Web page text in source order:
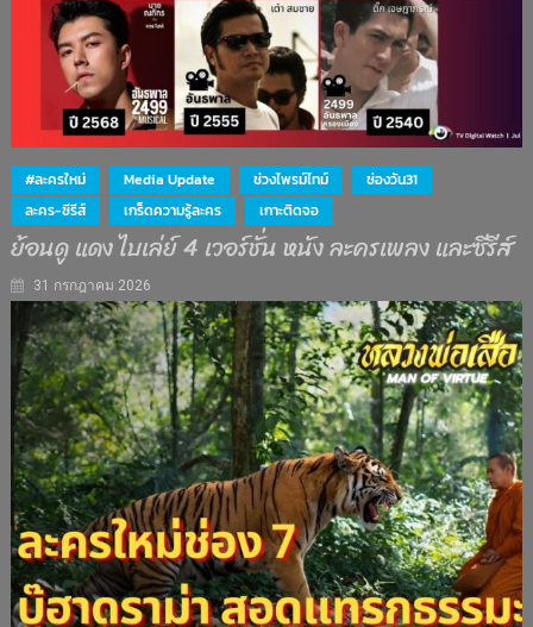
#ละครใหม่ Media Update ช่วงไพรม์ไทม์
ช่องวัน31
ละคร-ซีรีส์
เกร็ดความรู้ละคร เกาะติดจอ
ย้อนดู แดง ไบเล่ย์ 4 เวอร์ชั่น หนัง ละครเพลง และซีรีส์
31 กรกฎาคม 2026